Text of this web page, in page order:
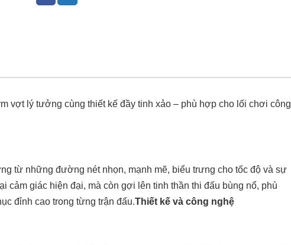
vợt lý tưởng cùng thiết kế đầy tinh xảo – phù hợp cho lối chơi công
từ những đường nét nhọn, mạnh mẽ, biểu trưng cho tốc độ và sự
cảm giác hiện đại, mà còn gợi lên tinh thần thi đấu bùng nổ, phù
đỉnh cao trong từng trận đấu.Thiết kế và công nghệ